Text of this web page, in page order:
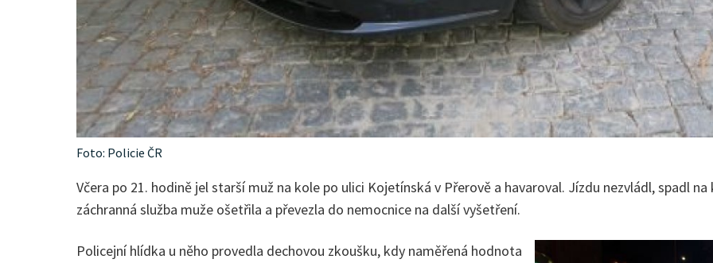
Foto: Policie ČR
Včera po 21. hodině jel starší muž na kole po ulici Kojetínská v Přerově a havaroval. Jízdu nezvládl, spadl
záchranná služba muže ošetřila a převezla do nemocnice na další vyšetření.
Policejní hlídka u něho provedla dechovou zkoušku, kdy naměřená hodnota